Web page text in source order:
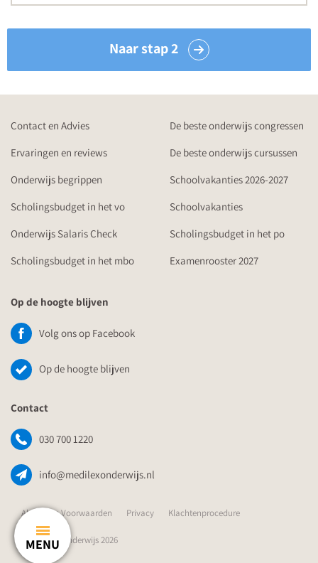
Naar stap 2
Contact en Advies
De beste onderwijs congressen
Ervaringen en reviews
De beste onderwijs cursussen
Onderwijs begrippen
Schoolvakanties 2026-2027
Scholingsbudget in het vo
Schoolvakanties
Onderwijs Salaris Check
Scholingsbudget in het po
Scholingsbudget in het mbo
Examenrooster 2027
Op de hoogte blijven
Volg ons op Facebook
Op de hoogte blijven
Contact
030 700 1220
info@medilexonderwijs.nl
Algemene Voorwaarden Privacy Klachtenprocedure
© Medilex Onderwijs 2026
MENU